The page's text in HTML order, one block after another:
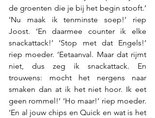
de groenten die je bij het begin stooft.’
‘Nu maak ik tenminste soep!’ riep
Joost. ‘En daarmee counter ik elke
snackattack!’ ‘Stop met dat Engels!’
riep moeder. ‘Eetaanval. Maar dat rijmt
niet, dus zeg ik snackattack. En
trouwens: mocht het nergens naar
smaken dan at ik het niet hoor. Ik eet
geen rommel!’ ‘Ho maar!’ riep moeder.
‘En al jouw chips en Quick en wat is het